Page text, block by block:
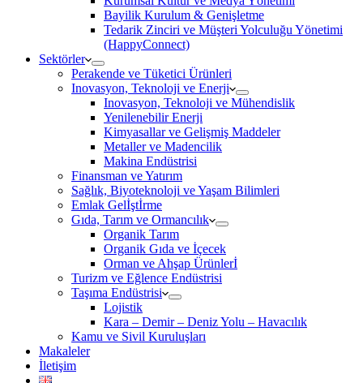
Bayilik Kurulum & Genişletme
Tedarik Zinciri ve Müşteri Yolculuğu Yönetimi
(HappyConnect)
Sektörler
Perakende ve Tüketici Ürünleri
Inovasyon, Teknoloji ve Enerji
Inovasyon, Teknoloji ve Mühendislik
Yenilenebilir Enerji
Kimyasallar ve Gelişmiş Maddeler
Metaller ve Madencilik
Makina Endüstrisi
Finansman ve Yatırım
Sağlık, Biyoteknoloji ve Yaşam Bilimleri
Emlak Gelİştİrme
Gıda, Tarım ve Ormancılık
Organik Tarım
Organik Gıda ve İçecek
Orman ve Ahşap Ürünlerİ
Turizm ve Eğlence Endüstrisi
Taşıma Endüstrisi
Lojistik
Kara – Demir – Deniz Yolu – Havacılık
Kamu ve Sivil Kuruluşları
Makaleler
İletişim